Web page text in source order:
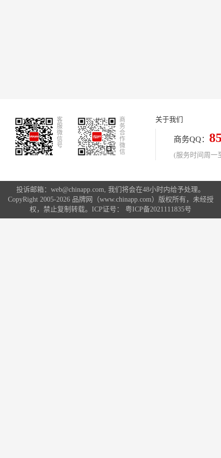
客
服
微
信
号
商
务
合
作
微
信
关于我们
商务QQ：
(服务时间周一
投诉邮箱：web@chinapp.com, 我们将会在48小时内给予处理。
CopyRight 2005-2026 品牌网（www.chinapp.com）版权所有，未经授
权，禁止复制转载。ICP证号： 粤ICP备2021111835号